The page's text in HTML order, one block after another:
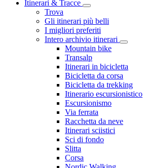
Itinerari & Tracce
Trova
Gli itinerari più belli
I migliori preferiti
Intero archivio itinerari
Mountain bike
Transalp
Itinerari in bicicletta
Bicicletta da corsa
Bicicletta da trekking
Itinerario escursionistico
Escursionismo
Via ferrata
Racchetta da neve
Itinerari sciistici
Sci di fondo
Slitta
Corsa